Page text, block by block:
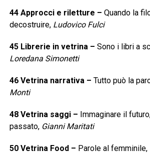
44 Approcci e riletture – Quando la
decostruire, Ludovico Fulci
45 Librerie in vetrina– Sono i libri a
Loredana Simonetti
46 Vetrina narrativa– Tutto può la
Monti
48 Vetrina saggi– Immaginare il
passato, Gianni Maritati
50 Vetrina Food – Parole al femminile,